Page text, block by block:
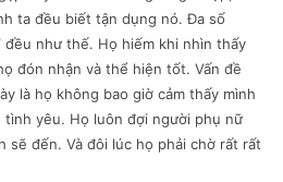
ta đều biết tận dụng nó. Đa số
đều như thế. Họ hiếm khi nhìn thấy
đón nhận và thể hiện tốt. Vấn đề
là họ không bao giờ cảm thấy mình
yêu. Họ luôn đợi người phụ nữ
sẽ đến. Và đôi lúc họ phải chờ rất rất